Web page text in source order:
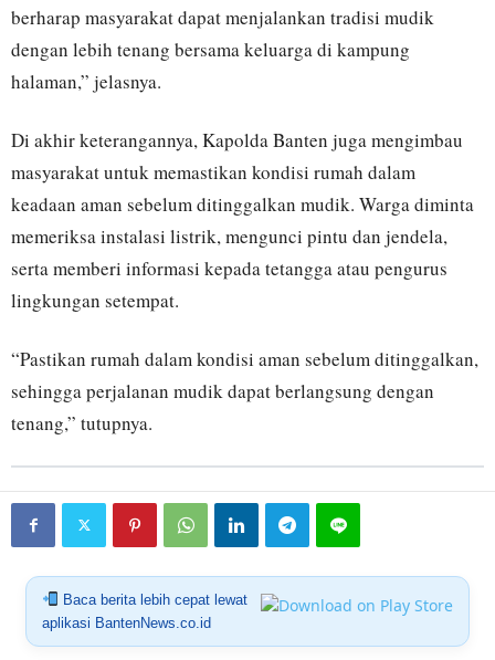
berharap masyarakat dapat menjalankan tradisi mudik
dengan lebih tenang bersama keluarga di kampung
halaman,” jelasnya.
Di akhir keterangannya, Kapolda Banten juga mengimbau
masyarakat untuk memastikan kondisi rumah dalam
keadaan aman sebelum ditinggalkan mudik. Warga diminta
memeriksa instalasi listrik, mengunci pintu dan jendela,
serta memberi informasi kepada tetangga atau pengurus
lingkungan setempat.
“Pastikan rumah dalam kondisi aman sebelum ditinggalkan,
sehingga perjalanan mudik dapat berlangsung dengan
tenang,” tutupnya.
Baca berita lebih cepat lewat
aplikasi BantenNews.co.id